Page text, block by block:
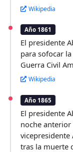
Wikipedia
Año 1861
El presidente
para sofocar
Guerra Civil
Wikipedia
Año 1865
El presidente
noche anterior
vicepresidente
tras la muerte